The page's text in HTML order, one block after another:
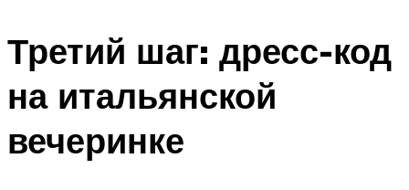
Третий шаг: дресс-код
на итальянской
вечеринке